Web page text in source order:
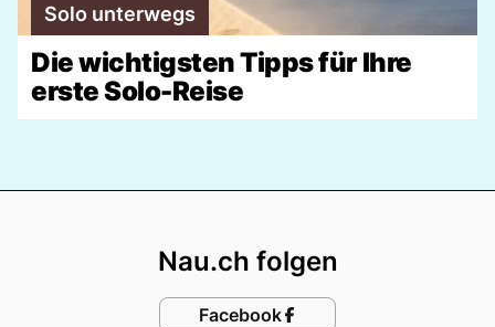
Solo unterwegs
Die wichtigsten Tipps für Ihre
erste Solo-Reise
Nau.ch folgen
Facebook